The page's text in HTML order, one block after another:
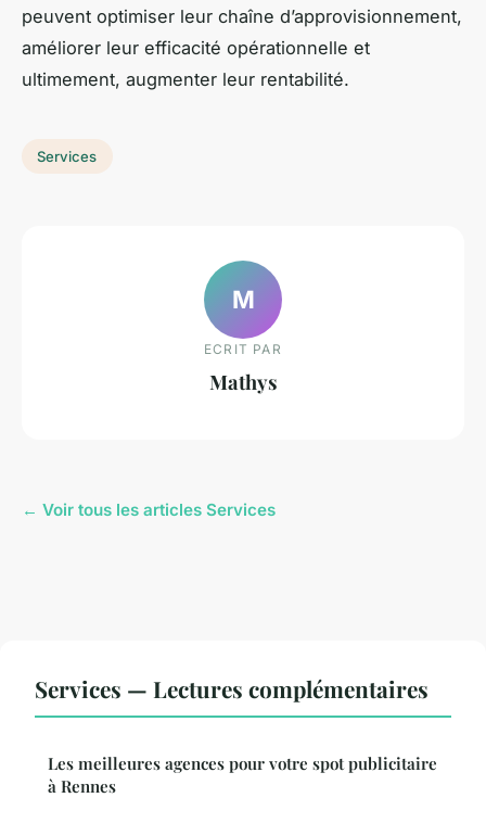
peuvent optimiser leur chaîne d’approvisionnement,
améliorer leur efficacité opérationnelle et
ultimement, augmenter leur rentabilité.
Services
M
ECRIT PAR
Mathys
← Voir tous les articles Services
Services — Lectures complémentaires
Les meilleures agences pour votre spot publicitaire
à Rennes